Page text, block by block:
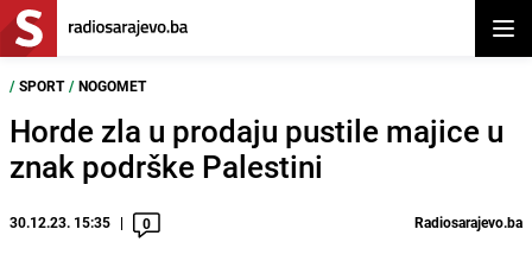
/ SPORT / NOGOMET
Horde zla u prodaju pustile majice u
znak podrške Palestini
30.12.23. 15:35 0 Radiosarajevo.ba